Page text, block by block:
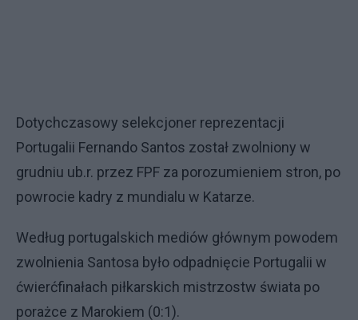
Dotychczasowy selekcjoner reprezentacji
Portugalii Fernando Santos został zwolniony w
grudniu ub.r. przez FPF za porozumieniem stron, po
powrocie kadry z mundialu w Katarze.
Według portugalskich mediów głównym powodem
zwolnienia Santosa było odpadnięcie Portugalii w
ćwierćfinałach piłkarskich mistrzostw świata po
porażce z Marokiem (0:1).